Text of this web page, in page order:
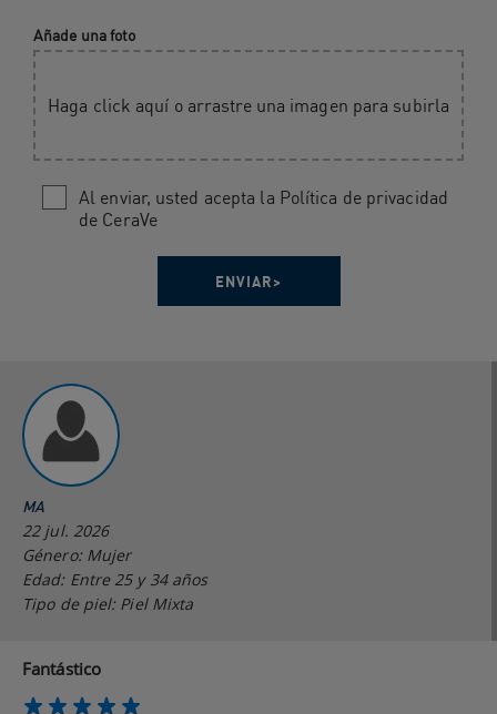
Añade una foto
Haga click aquí o arrastre una imagen para subirla
Al enviar, usted acepta la Política de privacidad
de CeraVe
MA
22 jul. 2026
Género: Mujer
Edad: Entre 25 y 34 años
Tipo de piel: Piel Mixta
Fantástico